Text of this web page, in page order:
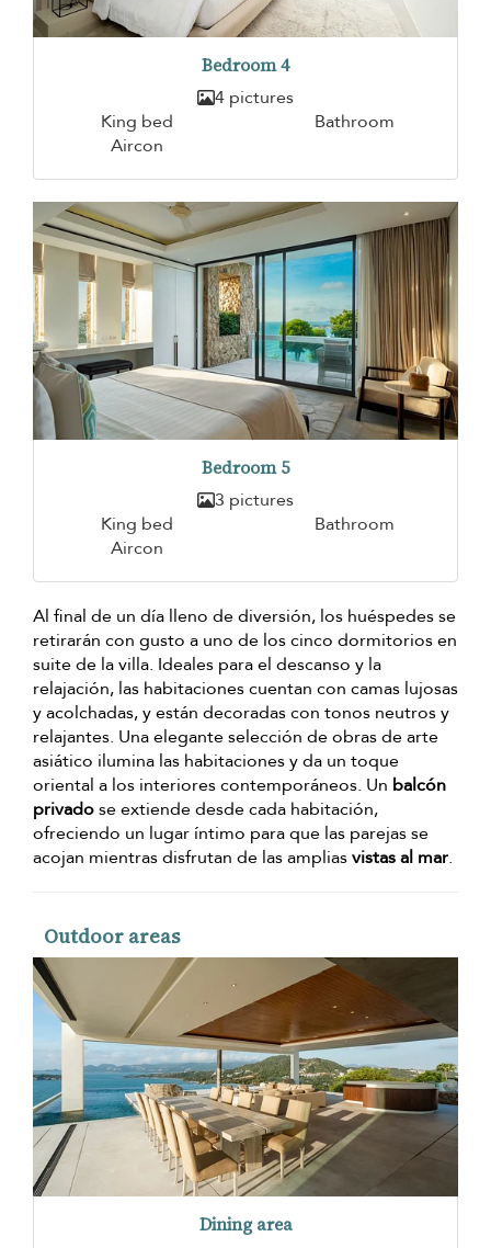
Bedroom 4
4 pictures
King bed
Bathroom
Aircon
Bedroom 5
3 pictures
King bed
Bathroom
Aircon
Al final de un día lleno de diversión, los huéspedes se
retirarán con gusto a uno de los cinco dormitorios en
suite de la villa. Ideales para el descanso y la
relajación, las habitaciones cuentan con camas lujosas
y acolchadas, y están decoradas con tonos neutros y
relajantes. Una elegante selección de obras de arte
asiático ilumina las habitaciones y da un toque
oriental a los interiores contemporáneos. Un balcón
privadose extiende desde cada habitación,
ofreciendo un lugar íntimo para que las parejas se
acojan mientras disfrutan de las ampliasvistas al mar.
Outdoor areas
Dining area